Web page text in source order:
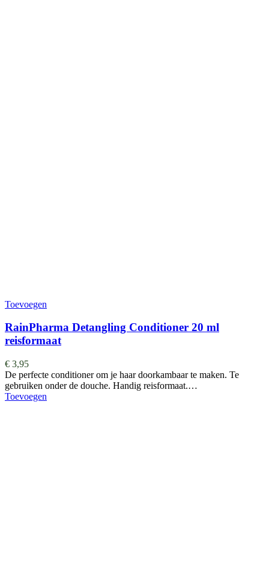
Toevoegen
RainPharma Detangling Conditioner 20 ml
reisformaat
€ 3,95
De perfecte conditioner om je haar doorkambaar te maken. Te
gebruiken onder de douche. Handig reisformaat.…
Toevoegen